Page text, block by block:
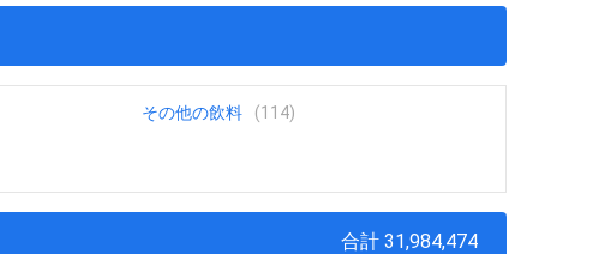
その他の飲料
(114)
合計 31,984,474